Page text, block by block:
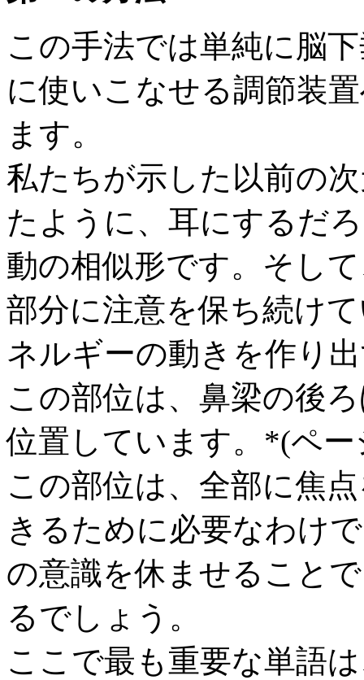
この手法では単純に脳
に使いこなせる調節装
ます。
私たちが示した以前の
たように、耳にするだ
動の相似形です。そし
部分に注意を保ち続け
ネルギーの動きを作り
この部位は、鼻梁の後
位置しています。*(ペ
この部位は、全部に焦
きるために必要なわけ
の意識を休ませること
るでしょう。
ここで最も重要な単語